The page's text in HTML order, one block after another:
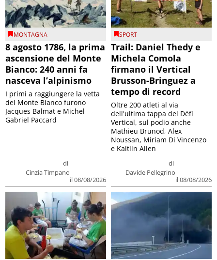
MONTAGNA
8 agosto 1786, la prima
ascensione del Monte
Bianco: 240 anni fa
nasceva l’alpinismo
di
Cinzia Timpano
il 08/08/2026
I primi a raggiungere la vetta
del Monte Bianco furono
Jacques Balmat e Michel
Gabriel Paccard
SPORT
Trail: Daniel Thedy e
Michela Comola
firmano il Vertical
Brusson-Bringuez a
tempo di record
di
Davide Pellegrino
il 08/08/2026
Oltre 200 atleti al via
dell'ultima tappa del Défì
Vertical, sul podio anche
Mathieu Brunod, Alex
Noussan, Miriam Di Vincenzo
e Kaitlin Allen